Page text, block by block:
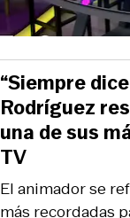
El animador se
más recordadas
“Siempre
Rodríguez
una de sus
TV